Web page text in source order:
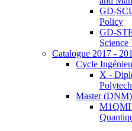
GD-
Policy
GD-
Catalogue 2017 -
Cycle
X -
Master (DNM)
M1QMI